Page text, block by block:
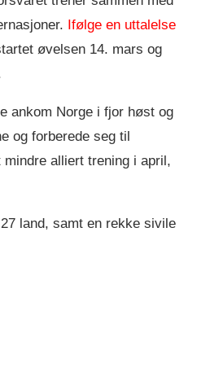
Ifølge en uttalelse
øvelsen 14. mars og
ankom Norge i fjor høst og
og forberede seg til
alliert trening i april,
land, samt en rekke sivile